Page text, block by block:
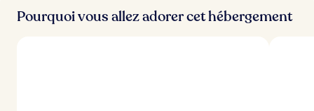
e
u
Pourquoi vous allez adorer cet hébergement